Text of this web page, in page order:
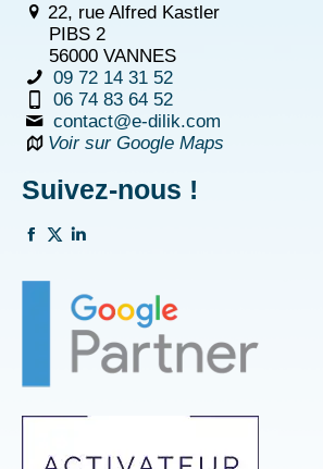
22, rue Alfred Kastler
PIBS 2
56000 VANNES
09 72 14 31 52
06 74 83 64 52
contact@e-dilik.com
Voir sur Google Maps
Suivez-nous !
La
Facebook
s'ouvre
dans
nouvelle
fenêtre
La
s'ouvre
dans
une
nouvelle
s'ouvre
dans
une
nouvelle